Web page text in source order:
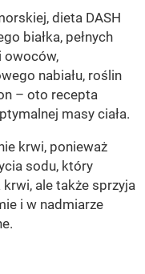
dieta DASH
białka, pełnych
owoców,
nabiału, roślin
– oto recepta
masy ciała.
krwi, ponieważ
sodu, który
ale także sprzyja
i w nadmiarze